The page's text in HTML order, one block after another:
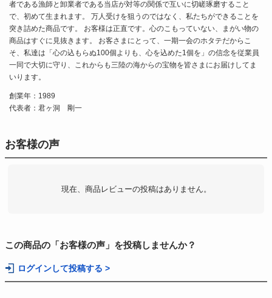
者である漁師と卸業者である当店が対等の関係で互いに切嵯琢磨すること
で、初めて生まれます。 万人受けを狙うのではなく、私たちができることを
突き詰めた商品です。 お客様は正直です。心のこもっていない、まがい物の
商品はすぐに見抜きます。 お客さまにとって、一期一会のホタテだからこ
そ、私達は「心の込もらぬ100個よりも、心を込めた1個を」の信念を従業員
一同で大切に守り、これからも三陸の海からの宝物を皆さまにお届けしてま
いります。
創業年：1989
代表者：君ヶ洞 剛一
お客様の声
現在、商品レビューの投稿はありません。
この商品の「お客様の声」を投稿しませんか？
ログインして投稿する >